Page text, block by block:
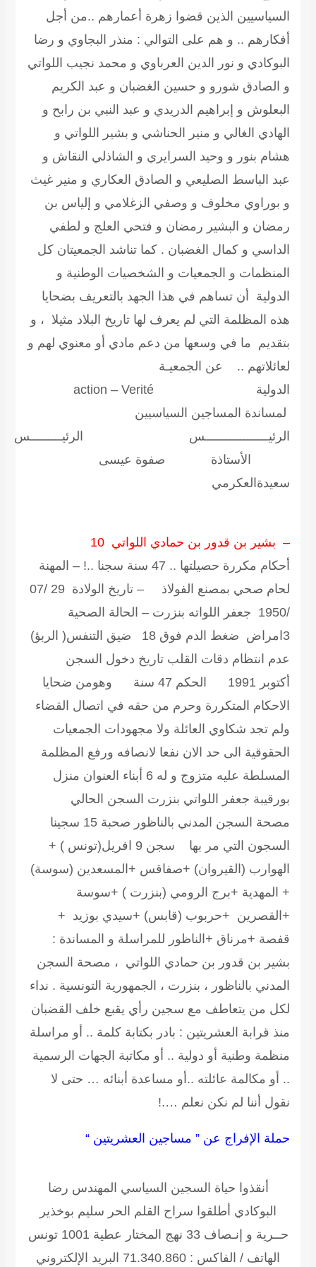
السياسيين الذين قضوا زهرة أعمارهم ..من أجل
أفكارهم .. و هم على التوالي : منذر البجاوي و رضا
البوكادي و نور الدين العرباوي و محمد نجيب اللواتي
و الصادق شورو و حسين الغضبان و عبد الكريم
البعلوش و إبراهيم الدريدي و عبد النبي بن رابح و
الهادي الغالي و منير الحناشي و بشير اللواتي و
هشام بنور و وحيد السرايري و الشاذلي النقاش و
عبد الباسط الصليعي و الصادق العكاري و منير غيث
و بوراوي مخلوف و وصفي الزغلامي و إلياس بن
رمضان و البشير رمضان و فتحي العلج و لطفي
الداسي و كمال الغضبان . كما تناشد الجمعيتان كل
المنظمات و الجمعيات و الشخصيات الوطنية و
الدولية أن تساهم في هذا الجهد بالتعريف بضحايا
هذه المظلمة التي لم يعرف لها تاريخ البلاد مثيلا ، و
بتقديم ما في وسعها من دعم مادي أو معنوي لهم و
لعائلاتهم .. عن الجمعيـة
الدولية action – Verité
لمساندة المساجين السياسيين
الرئيــــــــــــــــــس الرئيـــــــــس
الأستاذة صفوة عيسى
سعيدةالعكرمي
– بشير بن قدور بن حمادي اللواتي 10
أحكام مكررة حصيلتها .. 47 سنة سجنا ..! – المهنة
لحام صحي بمصنع الفولاذ – تاريخ الولادة 29 /07
/1950 جعفر اللواته بنزرت – الحالة الصحية
3امراض ضغط الدم فوق 18 ضيق التنفس( الربؤ)
عدم انتظام دقات القلب تاريخ دخول السجن
أكتوبر 1991 الحكم 47 سنة وهومن ضحايا
الاحكام المتكررة وحرم من حقه في اتصال القضاء
ولم تجد شكاوي العائلة ولا مجهودات الجمعيات
الحقوقية الى حد الان نفعا لانصافه ورفع المظلمة
المسلطة عليه متزوج و له 6 أبناء العنوان منزل
بورقيبة جعفر اللواتي بنزرت السجن الحالي
مصحة السجن المدني بالناظور صحبة 15 سجينا
السجون التي مر بها سجن 9 افريل(تونس ) +
الهوارب (القيروان) +صفاقس +المسعدين (سوسة)
+ المهدية +برج الرومي (بنزرت ) +سوسة
+القصرين +حربوب (قابس) +سيدي بوزيد +
قفصة +مرناق +الناظور للمراسلة و المساندة :
بشير بن قدور بن حمادي اللواتي ، مصحة السجن
المدني بالناظور ، بنزرت ، الجمهورية التونسية . نداء
لكل من يتعاطف مع سجين رأي يقبع خلف القضبان
منذ قرابة العشريتين : بادر بكتابة كلمة .. أو مراسلة
منظمة وطنية أو دولية .. أو مكاتبة الجهات الرسمية
.. أو مكالمة عائلته ..أو مساعدة أبنائه … حتى لا
نقول أننا لم نكن نعلم ….!
حملة الإفراج عن ” مساجين العشريتين “
أنقذوا حياة السجين السياسي المهندس رضا
البوكادي أطلقوا سراح القلم الحر سليم بوخذير
حــرية و إنـصاف
33 نهج المختار عطية 1001 تونس
الهاتف / الفاكس : 71.340.860 البريد الإلكتروني